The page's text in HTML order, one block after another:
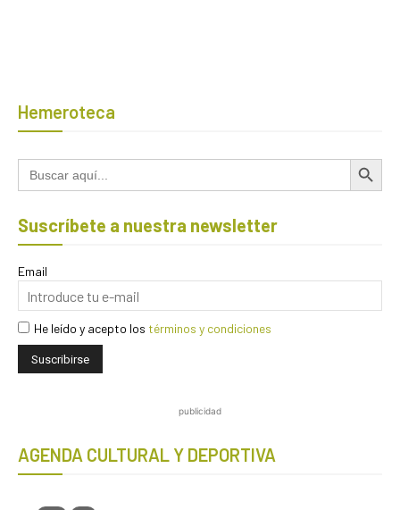
Hemeroteca
Buscar: Botón de
Suscríbete a nuestra newsletter
Email
He leído y acepto los términos y condiciones
publicidad
AGENDA CULTURAL Y DEPORTIVA